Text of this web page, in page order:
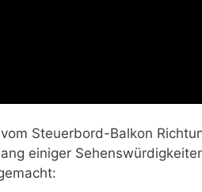
Steuerbord-Balkon
einiger